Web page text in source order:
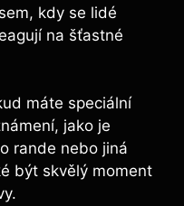
kdy se lidé
na šťastné
máte speciální
jako je
rande nebo jiná
být skvělý moment